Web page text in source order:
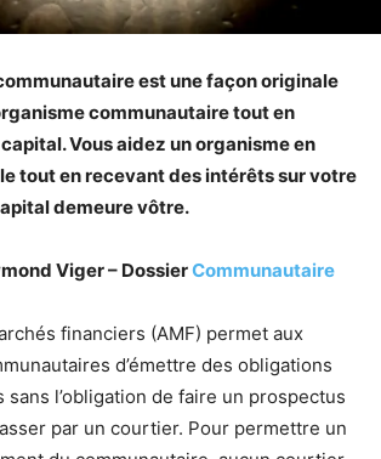
est une façon originale
communautaire tout en
Vous aidez un organisme en
tout en recevant des intérêts sur votre
demeure vôtre.
Viger – DossierCommunautaire
financiers (AMF) permet aux
d’émettre des obligations
sans l’obligation de faire un prospectus
par un courtier. Pour permettre un